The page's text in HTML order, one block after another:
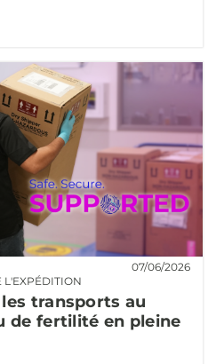
L'EXPÉDITION
07/06/2026
transports au
de fertilité en pleine